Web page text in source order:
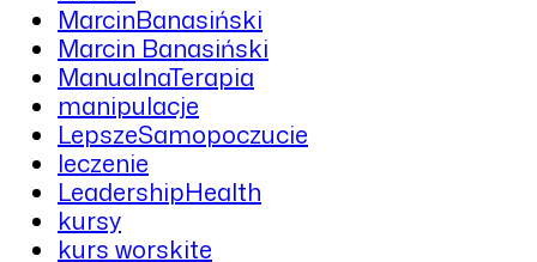
MarcinBanasiński
Marcin Banasiński
ManualnaTerapia
manipulacje
LepszeSamopoczucie
leczenie
LeadershipHealth
kursy
kurs worskite